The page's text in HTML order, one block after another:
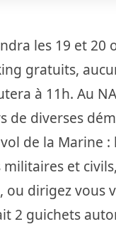
les 19 et
gratuits,
à 11h. Au
de diverses
de la Marine :
et
dirigez vous
2 guichets